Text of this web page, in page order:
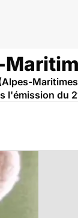
l'émission du